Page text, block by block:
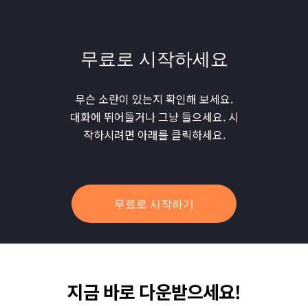
무료로 시작하세요
무슨 소란이 있는지 확인해 보세요.
대화에 뛰어들거나 그냥 들으세요. 시
작하시려면 아래를 클릭하세요.
무료로 시작하기
지금 바로 다운받으세요!